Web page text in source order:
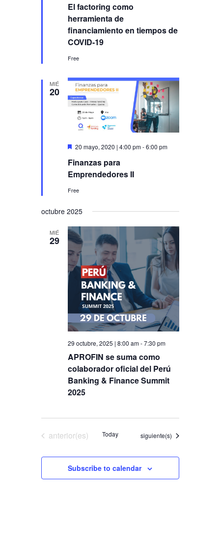
El factoring como
herramienta de
financiamiento en tiempos de
COVID-19
Free
MIÉ
20
Destacado
20 mayo, 2020 | 4:00 pm-6:00 pm
Finanzas para
Emprendedores II
Free
octubre 2025
MIÉ
29
29 octubre, 2025 | 8:00 am-7:30 pm
APROFIN se suma como
colaborador oficial del Perú
Banking & Finance Summit
2025
Eventos
anterior(es) Today Eventos
siguiente(s)
Subscribe to calendar